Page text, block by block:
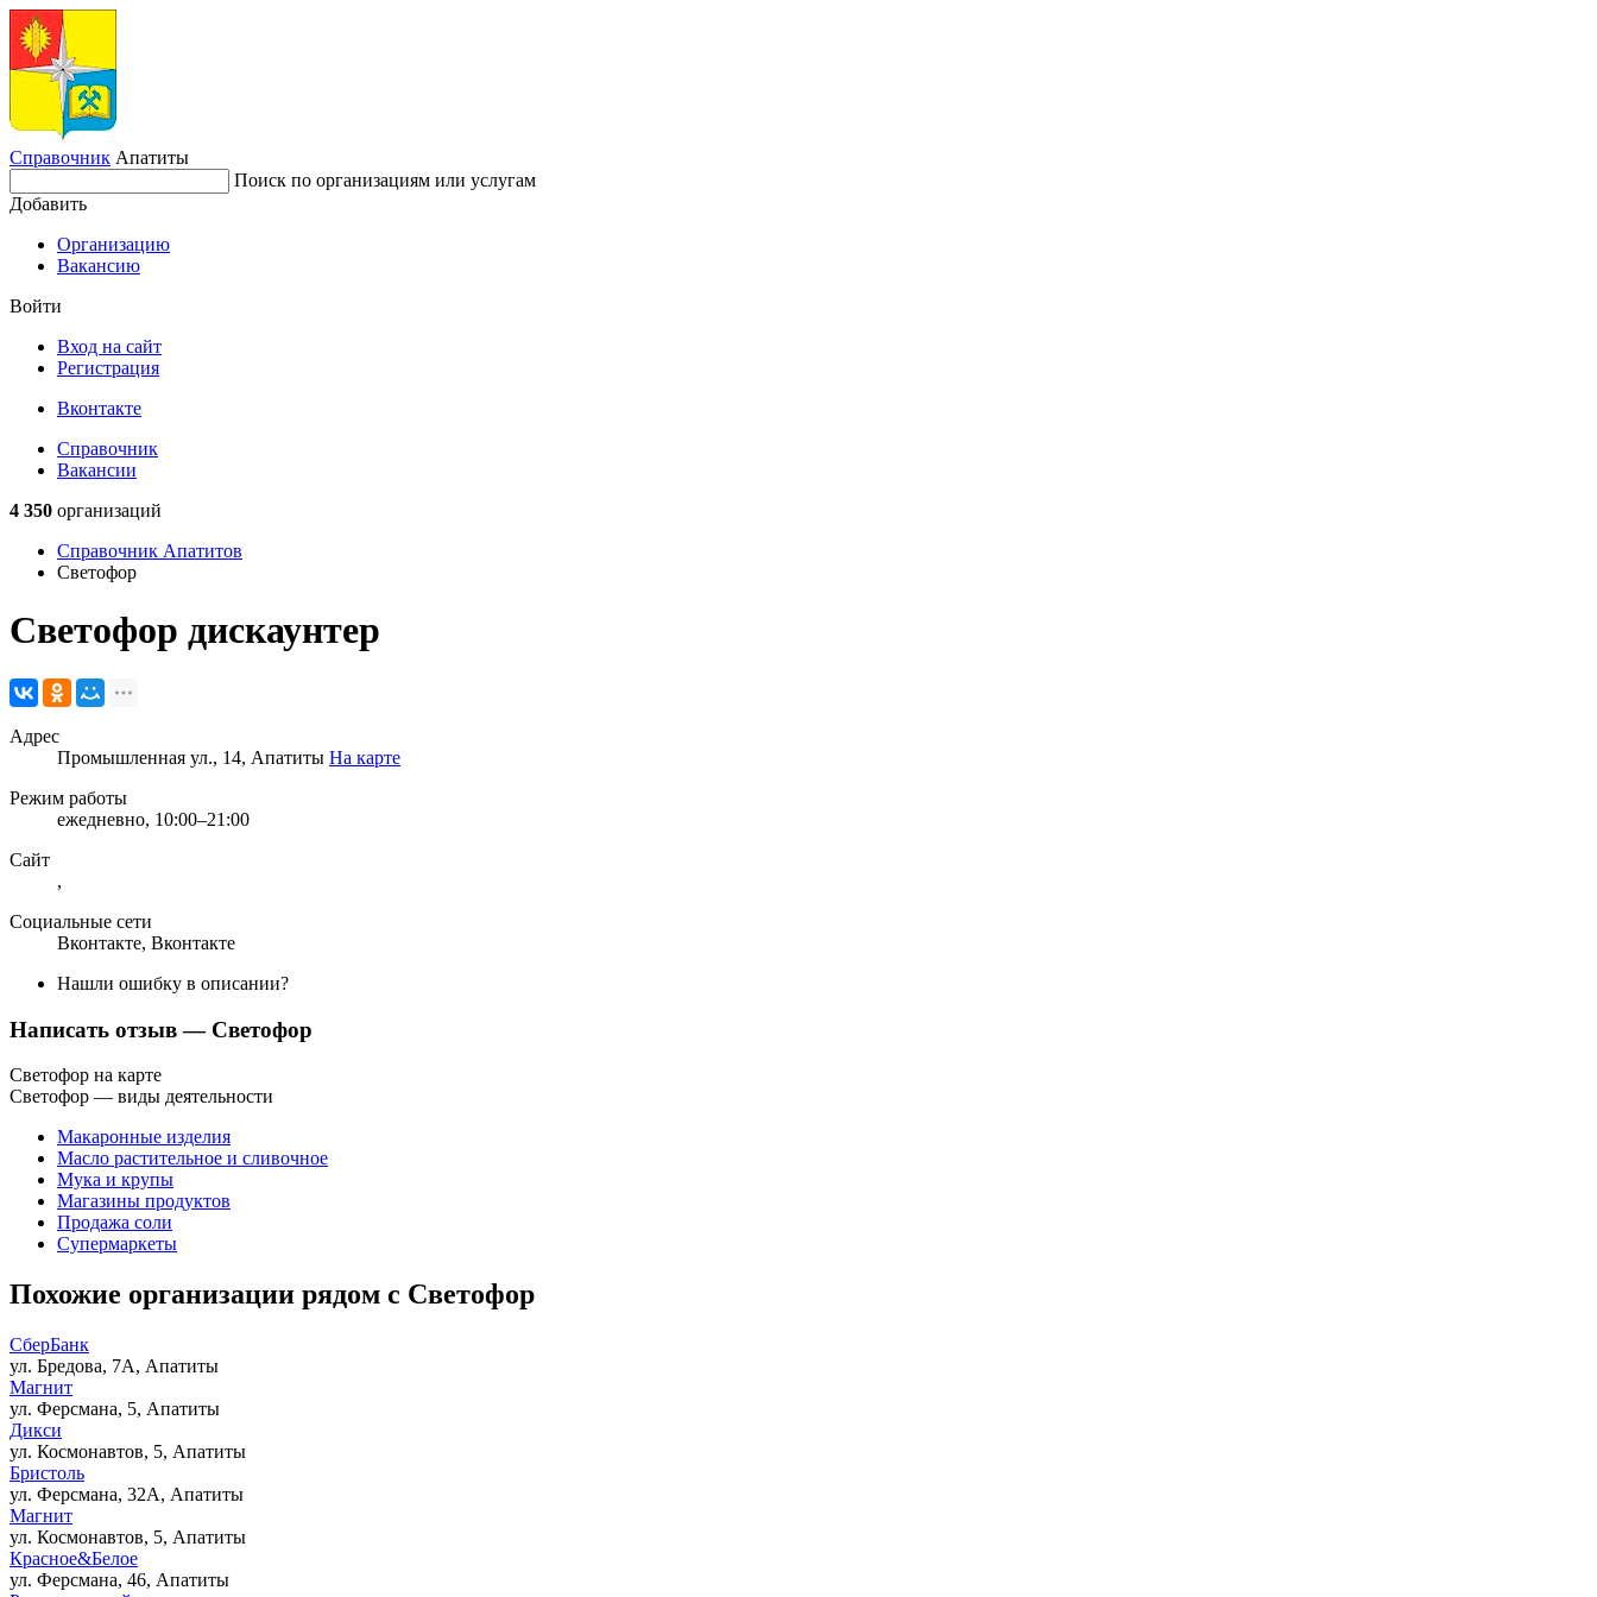
Справочник Апатиты
Поиск по организациям или услугам
Добавить
Организацию
Вакансию
Войти
Вход на сайт
Регистрация
Вконтакте
Справочник
Вакансии
4 350 организаций
Справочник Апатитов
Светофор
Светофор дискаунтер
Адрес
Промышленная ул., 14, Апатиты На карте
Режим работы
ежедневно, 10:00–21:00
Сайт
,
Социальные сети
Вконтакте, Вконтакте
Нашли ошибку в описании?
Написать отзыв— Светофор
Светофор на карте
Светофор — виды деятельности
Макаронные изделия
Масло растительное и сливочное
Мука и крупы
Магазины продуктов
Продажа соли
Супермаркеты
Похожие организации рядом с Светофор
СберБанк
ул. Бредова, 7А, Апатиты
Магнит
ул. Ферсмана, 5, Апатиты
Дикси
ул. Космонавтов, 5, Апатиты
Бристоль
ул. Ферсмана, 32А, Апатиты
Магнит
ул. Космонавтов, 5, Апатиты
Красное&Белое
ул. Ферсмана, 46, Апатиты